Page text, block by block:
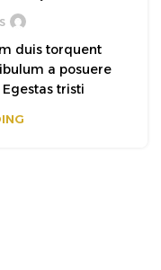
duis torquent
a posuere
tristi...